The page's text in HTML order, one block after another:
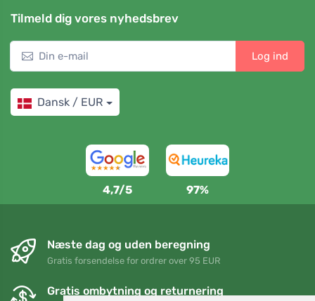
Tilmeld dig vores nyhedsbrev
Log ind
Dansk / EUR
4,7/5 97%
Næste dag og uden beregning
Gratis forsendelse for ordrer over 95 EUR
Gratis ombytning og returnering